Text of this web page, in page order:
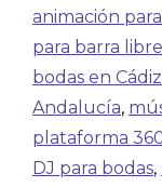
animación
para barra libre
bodas en Cádiz
Andalucía,
plataforma
DJ para bodas,